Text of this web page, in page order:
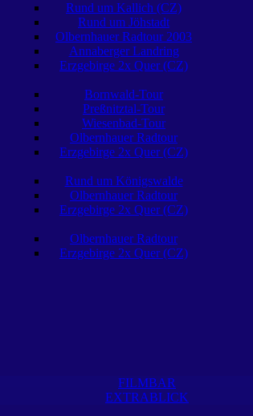
Rund um Kallich (CZ)
Rund um Jöhstadt
Olbernhauer Radtour 2003
Annaberger Landring
Erzgebirge 2x Quer (CZ)
Bornwald-Tour
Preßnitztal-Tour
Wiesenbad-Tour
Olbernhauer Radtour
Erzgebirge 2x Quer (CZ)
Rund um Königswalde
Olbernhauer Radtour
Erzgebirge 2x Quer (CZ)
Olbernhauer Radtour
Erzgebirge 2x Quer (CZ)
FILMBAR
EXTRABLICK